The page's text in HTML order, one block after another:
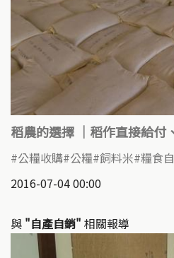
稻農的選擇 ｜稻作直接給付
公糧收購 公糧 飼料米 糧食
2016-07-04 00:00
與 "自產自銷" 相關報導